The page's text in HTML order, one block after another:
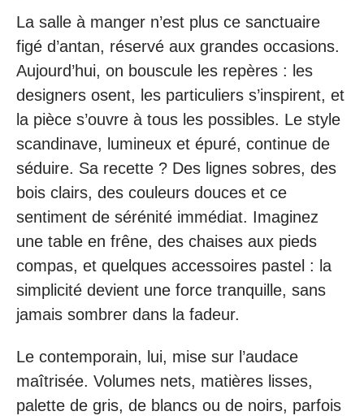
La salle à manger n’est plus ce sanctuaire
figé d’antan, réservé aux grandes occasions.
Aujourd’hui, on bouscule les repères : les
designers osent, les particuliers s’inspirent, et
la pièce s’ouvre à tous les possibles. Le style
scandinave, lumineux et épuré, continue de
séduire. Sa recette ? Des lignes sobres, des
bois clairs, des couleurs douces et ce
sentiment de sérénité immédiat. Imaginez
une table en frêne, des chaises aux pieds
compas, et quelques accessoires pastel : la
simplicité devient une force tranquille, sans
jamais sombrer dans la fadeur.
Le contemporain, lui, mise sur l’audace
maîtrisée. Volumes nets, matières lisses,
palette de gris, de blancs ou de noirs, parfois